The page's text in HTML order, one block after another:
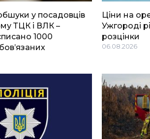
у посадовців
ТЦК і ВЛК –
1000
Ціни на
Ужгороді
розцінки
06.08.2026